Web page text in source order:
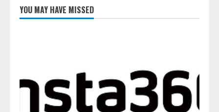
ォーム「TAIZA」および新サービ
スに関する記者発表会を開催
2
し、AIから設定操作できる機能を
拡充
2026/08/07/13:53:50
YOU MAY HAVE MISSED